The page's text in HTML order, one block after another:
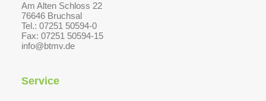
Am Alten Schloss 22
76646 Bruchsal
Tel.: 07251 50594-0
Fax: 07251 50594-15
info@btmv.de
Service